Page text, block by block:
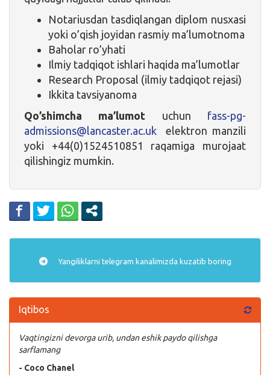
Notariusdan tasdiqlangan diplom nusxasi
yoki o’qish joyidan rasmiy ma’lumotnoma
Baholar ro’yhati
Ilmiy tadqiqot ishlari haqida ma’lumotlar
Research Proposal (ilmiy tadqiqot rejasi)
Ikkita tavsiyanoma
Qo’shimcha ma’lumot uchun fass-pg-
admissions@lancaster.ac.uk elektron manzili
yoki +44(0)1524510851 raqamiga murojaat
qilishingiz mumkin.
Yangiliklarni telegram kanalimizda kuzatib boring
Iqtibos
Vaqtingizni devorga urib, undan eshik paydo qilishga
sarflamang
- Coco Chanel